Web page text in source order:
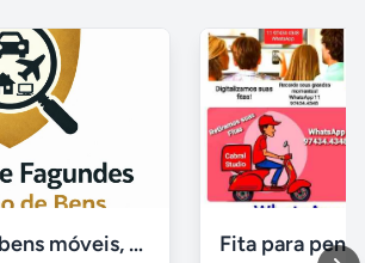
Avaliação de bens móveis, Avaliação patrimônial